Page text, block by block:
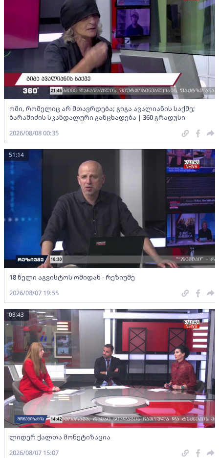
ომი, რომელიც არ მთავრდება; გიგა ავალიანის საქმე;
ბარამიძის სკანდალური განცხადება | 360 გრადუსი
2026/08/08 00:35
18 წელი აგვისტოს ომიდან - რეზიუმე
51:14
2026/08/07 19:55
ლიდერ ქალთა მონეტიზაცია
08:43
2026/08/07 15:07